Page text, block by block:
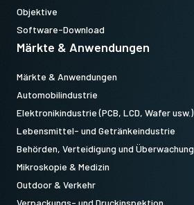
Objektive
Software-Download
Märkte & Anwendungen
Märkte & Anwendungen
Automobilindustrie
Elektronikindustrie (PCB, LCD, Wafer usw.)
Lebensmittel- und Getränkeindustrie
Behörden, Verteidigung und Überwachung
Mikroskopie & Medizin
Outdoor & Verkehr
Verpackungs- und Druckinspektion